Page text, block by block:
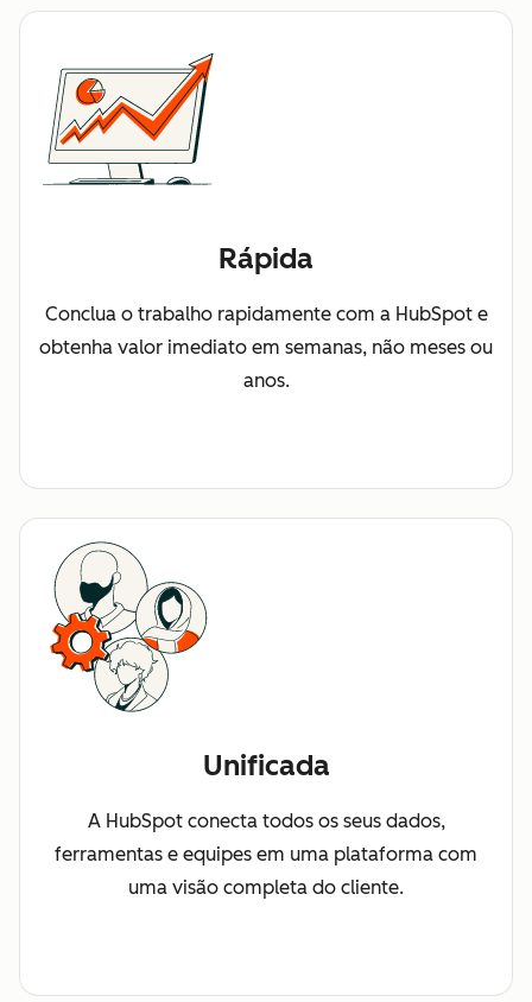
Rápida
Conclua o trabalho rapidamente com a HubSpot e
obtenha valor imediato em semanas, não meses ou
anos.
Unificada
A HubSpot conecta todos os seus dados,
ferramentas e equipes em uma plataforma com
uma visão completa do cliente.